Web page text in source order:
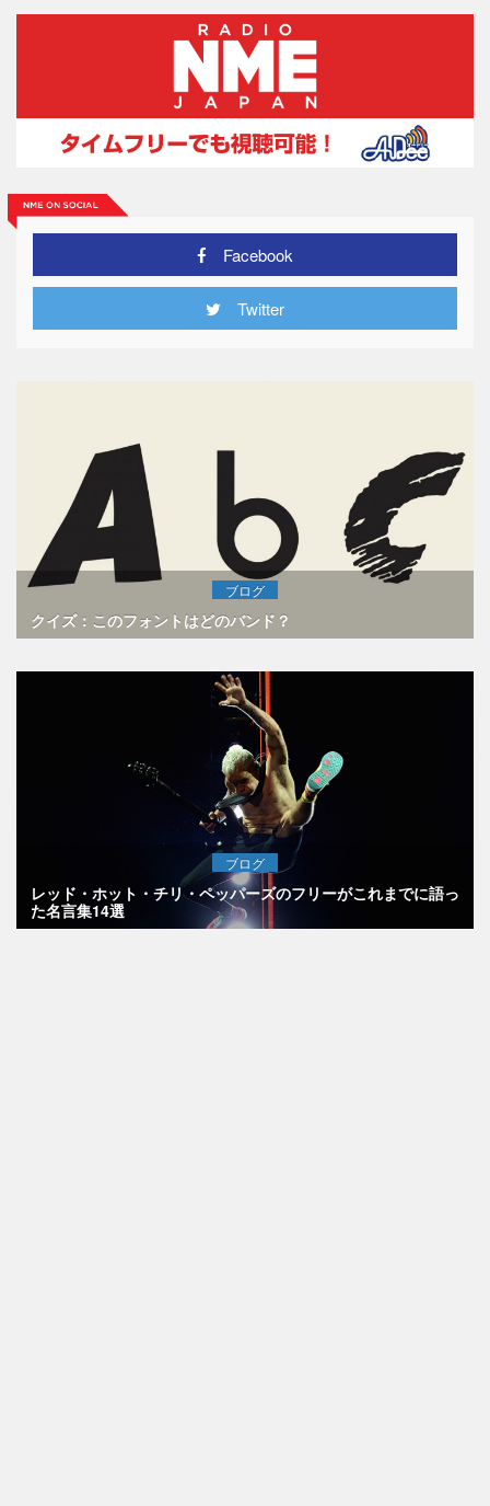
Facebook
Twitter
ブログ
クイズ：このフォントはどのバンド？
ブログ
レッド・ホット・チリ・ペッパーズのフリーがこれまでに語っ
た名言集14選